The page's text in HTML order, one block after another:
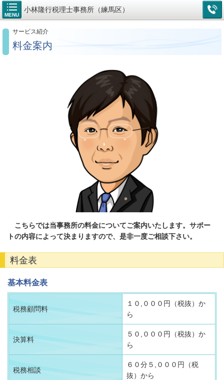
MENU
小林隆行税理士事務所（練馬区）
サービス紹介
料金案内
こちらでは当事務所の料金についてご案内いたします。サポー
トの内容によって決まりますので、是非一度ご相談下さい。
料金表
基本料金表
税務顧問料
１０,０００円（税抜）か
ら
決算料
５０,０００円（税抜）か
ら
税務相談
６０分５,０００円（税
抜）から